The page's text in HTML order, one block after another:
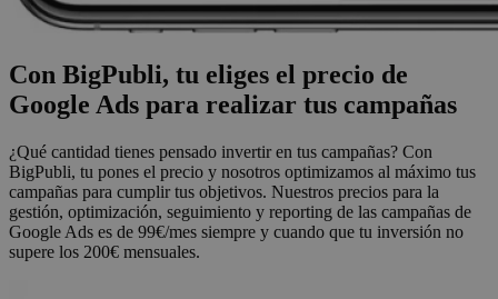
Con BigPubli, tu eliges el precio de
Google Ads para realizar tus campañas
¿Qué cantidad tienes pensado invertir en tus campañas? Con
BigPubli, tu pones el precio y nosotros optimizamos al máximo tus
campañas para cumplir tus objetivos. Nuestros precios para la
gestión, optimización, seguimiento y reporting de las campañas de
Google Ads es de 99€/mes siempre y cuando que tu inversión no
supere los 200€ mensuales.